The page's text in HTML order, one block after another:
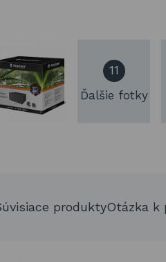
11
Ďalšie fotky
produktyOtázka k